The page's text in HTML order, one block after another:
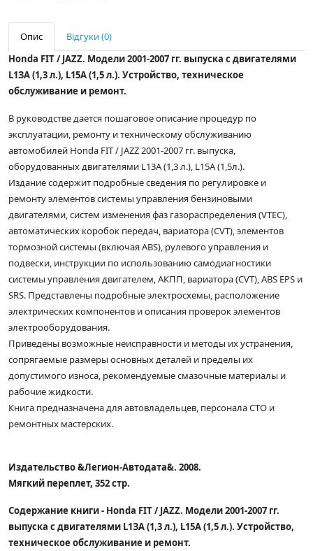
Опис
Відгуки (0)
Honda FIT / JAZZ. Модели 2001-2007 гг. выпуска с двигателями
L1ЗА (1,3 л.), L15A (1,5 л.). Устройство, техническое
обслуживание и ремонт.
В руководстве дается пошаговое описание процедур по
эксплуатации, ремонту и техническому обслуживанию
автомобилей Honda FIT / JAZZ 2001-2007 гг. выпуска,
оборудованных двигателями L13A (1,3 л.), L15A (1,5л.).
Издание содержит подробные сведения по регулировке и
ремонту элементов системы управления бензиновыми
двигателями, систем изменения фаз газораспределения (VTEC),
автоматических коробок передач, вариатора (CVT), элементов
тормозной системы (включая ABS), рулевого управления и
подвески, инструкции по использованию самодиагностики
системы управления двигателем, АКПП, вариатора (CVT), ABS EPS и
SRS. Представлены подробные электросхемы, расположение
электрических компонентов и описания проверок элементов
электрооборудования.
Приведены возможные неисправности и методы их устранения,
сопрягаемые размеры основных деталей и пределы их
допустимого износа, рекомендуемые смазочные материалы и
рабочие жидкости.
Книга предназначена для автовладельцев, персонала СТО и
ремонтных мастерских.
Издательство &Легион-Автодата&. 2008.
Мягкий переплет, 352 стр.
Содержание книги - Honda FIT / JAZZ. Модели 2001-2007 гг.
выпуска с двигателями L1ЗА (1,3 л.), L15A (1,5 л.). Устройство,
техническое обслуживание и ремонт.